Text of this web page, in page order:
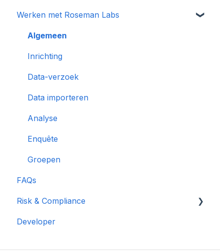
Algemeen
Multi Party Computation
Werken met Roseman Labs
Algemeen
Inrichting
Data-verzoek
Data importeren
Analyse
Enquête
Groepen
FAQs
Risk & Compliance
Naleving
Developer